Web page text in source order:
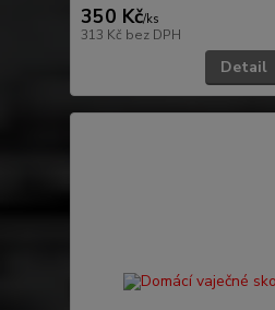
350 Kč/ks
313 Kč bez DPH
Detail